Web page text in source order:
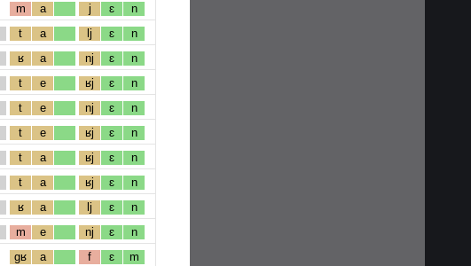
m a j ɛ n
t a lj ɛ n
ʁ a nj ɛ n
t e ʁj ɛ n
t e nj ɛ n
t e ʁj ɛ n
t a ʁj ɛ n
t a ʁj ɛ n
ʁ a lj ɛ n
m e nj ɛ n
gʁ a f ɛ m